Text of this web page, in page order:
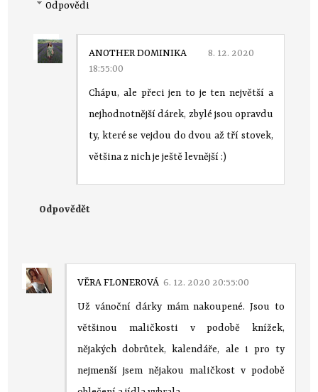
Odpovědi
ANOTHER DOMINIKA
8. 12. 2020
18:55:00
Chápu, ale přeci jen to je ten největší a
nejhodnotnější dárek, zbylé jsou opravdu
ty, které se vejdou do dvou až tří stovek,
většina z nich je ještě levnější :)
Odpovědět
VĚRA FLONEROVÁ 6. 12. 2020 20:55:00
Už vánoční dárky mám nakoupené. Jsou to
většinou maličkosti v podobě knížek,
nějakých dobrůtek, kalendáře, ale i pro ty
nejmenší jsem nějakou maličkost v podobě